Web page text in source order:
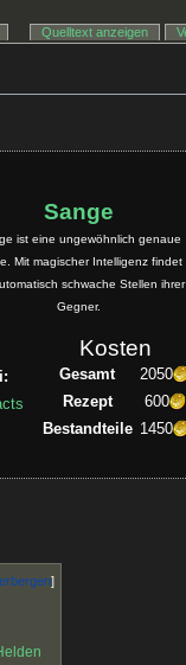
Sange
ist eine ungewöhnlich genaue
Mit magischer Intelligenz findet
schwache Stellen ihrer
Gegner.
Kosten
Gesamt
2050
Rezept
600
Bestandteile 1450
Quelltext anzeigen